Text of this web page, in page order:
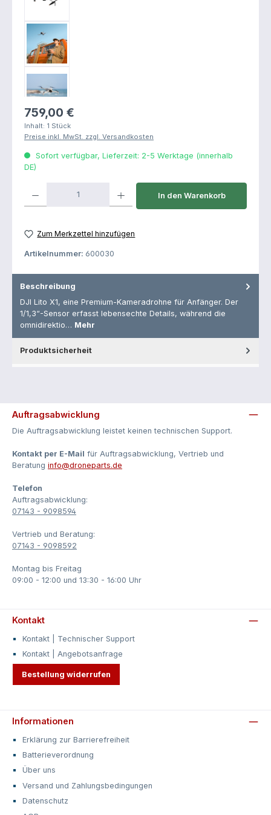
Regulärer Preis:
759,00 €
Inhalt: 1 Stück
Preise inkl. MwSt. zzgl. Versandkosten
Sofort verfügbar, Lieferzeit: 2-5 Werktage (innerhalb
DE)
Produkt Anzahl: Gib den gewünschten Wert ein oder benutze die
In den Warenkorb
Zum Merkzettel hinzufügen
Artikelnummer: 600030
Beschreibung
DJI Lito X1, eine Premium-Kameradrohne für Anfänger. Der
1/1,3“-Sensor erfasst lebensechte Details, während die
omnidirektio… Mehr
Produktsicherheit
Auftragsabwicklung
Die Auftragsabwicklung leistet keinen technischen Support.
Kontakt per E-Mail für Auftragsabwicklung, Vertrieb und
Beratung ­info@droneparts.de
Telefon
Auftragsabwicklung:
07143 - 9098594
Vertrieb und Beratung:
07143 - 9098592
Montag bis Freitag
09:00 - 12:00 und 13:30 - 16:00 Uhr
Kontakt
Kontakt | Technischer Support
Kontakt | Angebotsanfrage
Bestellung widerrufen
Informationen
Erklärung zur Barrierefreiheit
Batterieverordnung
Über uns
Versand und Zahlungsbedingungen
Datenschutz